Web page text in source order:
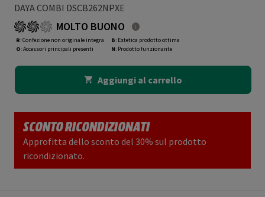
DAYA COMBI DSCB262NPXE
MOLTO BUONO
R: Confezione non originale integra
O: Accessori principali presenti
B: Estetica prodotto ottima
N: Prodotto funzionante
Aggiungi al carrello
SCONTO RICONDIZIONATI
Approfitta dello sconto del 30% sul prodotto
ricondizionato.